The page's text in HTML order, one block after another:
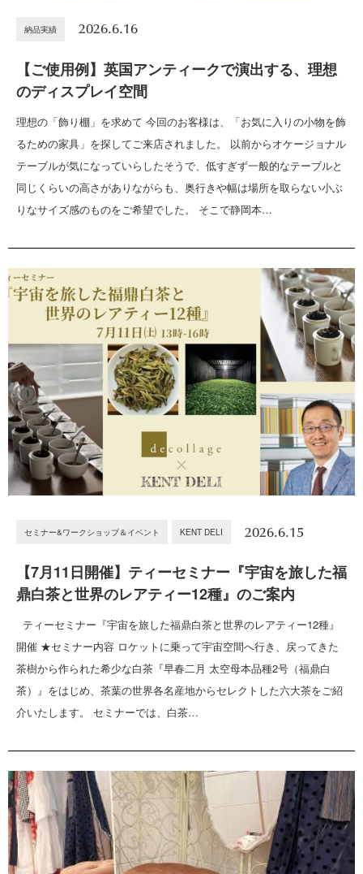
納品実績 2026.6.16
【ご使用例】英国アンティークで演出する、理想
のディスプレイ空間
理想の「飾り棚」を求めて 今回のお客様は、「お気に入りの小物を飾
るための家具」を探してご来店されました。 以前からオケージョナル
テーブルが気になっていらしたそうで、低すぎず一般的なテーブルと
同じくらいの高さがありながらも、奥行きや幅は場所を取らない小ぶ
りなサイズ感のものをご希望でした。 そこで静岡本…
セミナー&ワークショップ＆イベント KENT DELI 2026.6.15
【7月11日開催】ティーセミナー『宇宙を旅した福
鼎白茶と世界のレアティー12種』のご案内
ティーセミナー『宇宙を旅した福鼎白茶と世界のレアティー12種』
開催 ★セミナー内容 ロケットに乗って宇宙空間へ行き、戻ってきた
茶樹から作られた希少な白茶『早春二月 太空母本品種2号（福鼎白
茶）』をはじめ、茶葉の世界各名産地からセレクトした六大茶をご紹
介いたします。 セミナーでは、白茶…